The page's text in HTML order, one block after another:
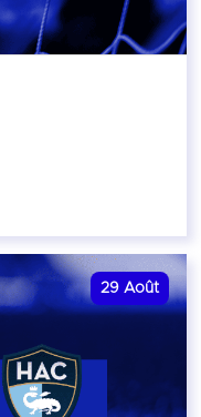
29 Août